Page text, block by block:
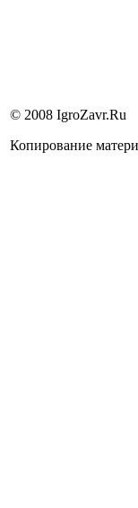
© 2008 IgroZavr.Ru
Копирование